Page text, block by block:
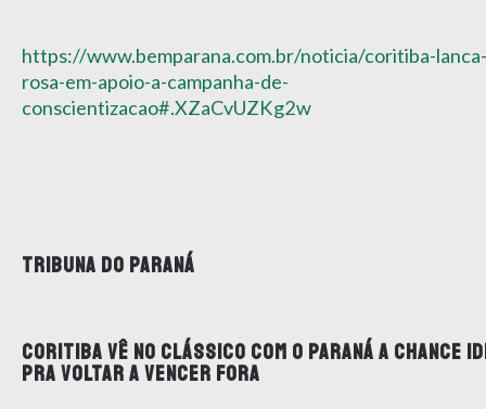
https://www.bemparana.com.br/noticia/coritiba-
rosa-em-apoio-a-campanha-de-
conscientizacao#.XZaCvUZKg2w
TRIBUNA DO PARANÁ
CORITIBA VÊ NO CLÁSSICO COM O PARANÁ A CHANCE
PRA VOLTAR A VENCER FORA